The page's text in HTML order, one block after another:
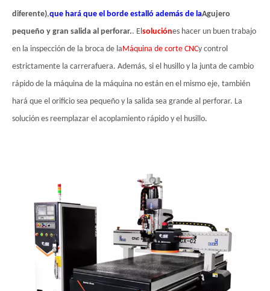
diferente),que hará que el borde estalló además de laAgujero
pequeño y gran salida al perforar.. Elsoluciónes hacer un buen trabajo
en la inspección de la broca de laMáquina de corte CNCy control
estrictamente la carrerafuera. Además, si el husillo y la junta de cambio
rápido de la máquina de la máquina no están en el mismo eje, también
hará que el orificio sea pequeño y la salida sea grande al perforar. La
solución es reemplazar el acoplamiento rápido y el husillo.